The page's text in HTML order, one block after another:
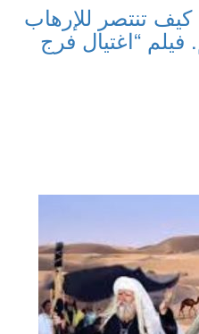
تنتصر للإرهاب
فيلم “اغتيال فرج